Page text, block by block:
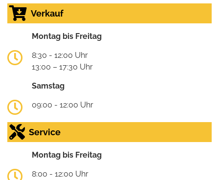
Verkauf
Montag bis Freitag
8:30 - 12:00 Uhr
13:00 – 17:30 Uhr
Samstag
09:00 - 12:00 Uhr
Service
Montag bis Freitag
8:00 - 12:00 Uhr